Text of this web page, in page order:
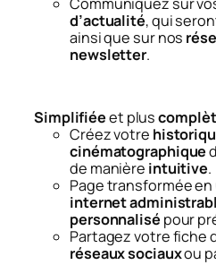
d’actualité,qui
ainsi que sur nos
newsletter.
Simplifiéeet plus
Créez votre
cinématographique
de manière intuitive.
Page transformée
internet
personnalisé pour
Partagez votre fiche
réseaux sociauxou